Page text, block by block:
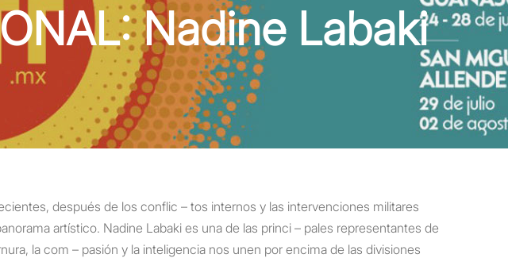
Nadine Labaki
después de los conflic – tos internos y las intervenciones militares
artístico. Nadine Labaki es una de las princi – pales representantes de
la com – pasión y la inteligencia nos unen por encima de las divisiones